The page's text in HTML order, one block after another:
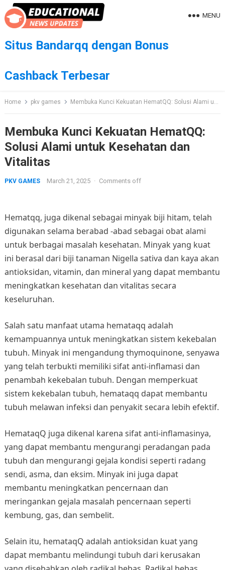
Skip
to
content
Situs Bandarqq dengan Bonus
Cashback Terbesar
MENU
Home pkv games Membuka Kunci Kekuatan HematQQ: Solusi Alami untuk Kesehatan dan Vitalitas
Membuka Kunci Kekuatan HematQQ:
Solusi Alami untuk Kesehatan dan
Vitalitas
PKV GAMES March 21, 2025 · Comments off
Hematqq, juga dikenal sebagai minyak biji hitam, telah
digunakan selama berabad -abad sebagai obat alami
untuk berbagai masalah kesehatan. Minyak yang kuat
ini berasal dari biji tanaman Nigella sativa dan kaya akan
antioksidan, vitamin, dan mineral yang dapat membantu
meningkatkan kesehatan dan vitalitas secara
keseluruhan.
Salah satu manfaat utama hemataqq adalah
kemampuannya untuk meningkatkan sistem kekebalan
tubuh. Minyak ini mengandung thymoquinone, senyawa
yang telah terbukti memiliki sifat anti-inflamasi dan
penambah kekebalan tubuh. Dengan memperkuat
sistem kekebalan tubuh, hemataqq dapat membantu
tubuh melawan infeksi dan penyakit secara lebih efektif.
HemataqQ juga dikenal karena sifat anti-inflamasinya,
yang dapat membantu mengurangi peradangan pada
tubuh dan mengurangi gejala kondisi seperti radang
sendi, asma, dan eksim. Minyak ini juga dapat
membantu meningkatkan pencernaan dan
meringankan gejala masalah pencernaan seperti
kembung, gas, dan sembelit.
Selain itu, hemataqQ adalah antioksidan kuat yang
dapat membantu melindungi tubuh dari kerusakan